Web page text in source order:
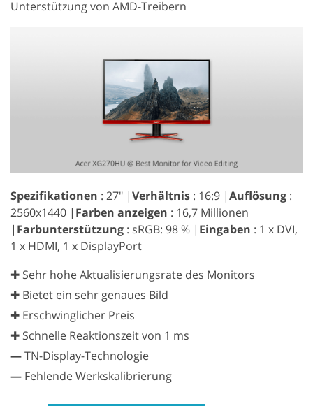
Unterstützung von AMD-Treibern
Spezifikationen : 27″ |Verhältnis : 16:9 |Auflösung :
2560x1440 | Farben anzeigen : 16,7 Millionen
| Farbunterstützung : sRGB: 98 % | Eingaben : 1 x DVI,
1 x HDMI, 1 x DisplayPort
✚ Sehr hohe Aktualisierungsrate des Monitors
✚ Bietet ein sehr genaues Bild
✚ Erschwinglicher Preis
✚ Schnelle Reaktionszeit von 1 ms
—TN-Display-Technologie
— Fehlende Werkskalibrierung